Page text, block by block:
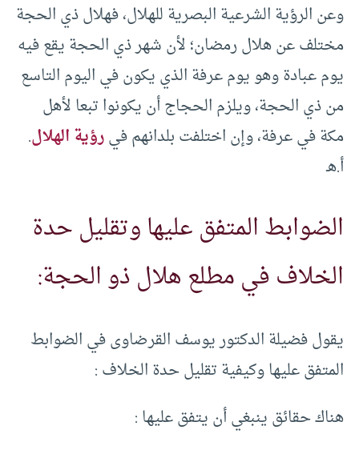
وعن الرؤية الشرعية البصرية للهلال، فهلال ذي الحجة
مختلف عن هلال رمضان؛ لأن شهر ذي الحجة يقع فيه
يوم عبادة وهو يوم عرفة الذي يكون في اليوم التاسع
من ذي الحجة، ويلزم الحجاج أن يكونوا تبعا لأهل
مكة في عرفة، وإن اختلفت بلدانهم فيرؤية الهلال.
أ.هـ
الضوابط المتفق عليها وتقليل حدة
الخلاف في مطلع هلال ذو الحجة:
يقول فضيلة الدكتور يوسف القرضاوى في الضوابط
المتفق عليها وكيفية تقليل حدة الخلاف :
هناك حقائق ينبغي أن يتفق عليها :